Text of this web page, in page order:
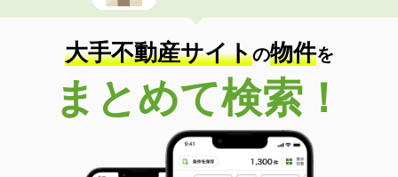
大手不動産サイトの物件を
まとめて検索！